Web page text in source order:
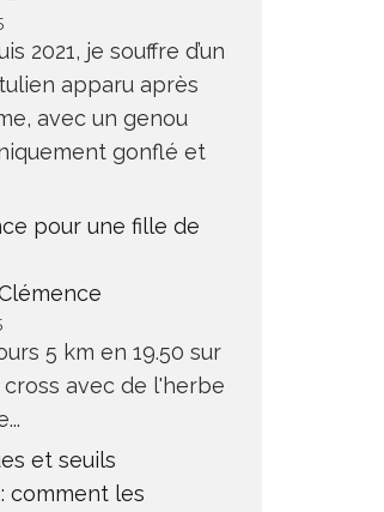
2021, je souffre d’un
apparu après
avec un genou
gonflé et
pour une fille de
5 km en 19.50 sur
avec de l'herbe
et seuils
comment les